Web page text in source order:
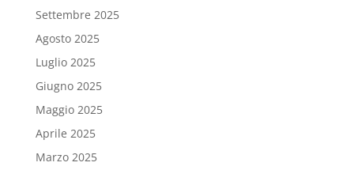
Settembre 2025
Agosto 2025
Luglio 2025
Giugno 2025
Maggio 2025
Aprile 2025
Marzo 2025